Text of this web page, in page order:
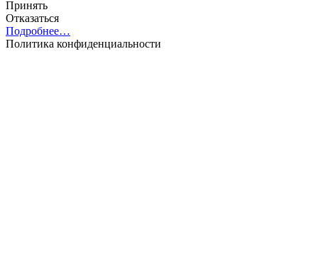
Принять
Отказаться
Подробнее…
Политика конфиденциальности